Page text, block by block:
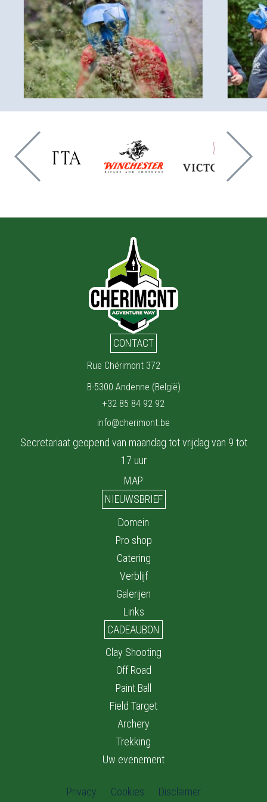
CONTACT
Rue Chérimont 372
B-5300 Andenne (België)
+32 85 84 92 92
info@cherimont.be
Secretariaat geopend van maandag tot vrijdag van 9 tot
17 uur
MAP
NIEUWSBRIEF
Domein
Pro shop
Catering
Verblijf
Galerijen
Links
CADEAUBON
Clay Shooting
Off Road
Paint Ball
Field Target
Archery
Trekking
Uw evenement
Privacy Cookies Disclaimer